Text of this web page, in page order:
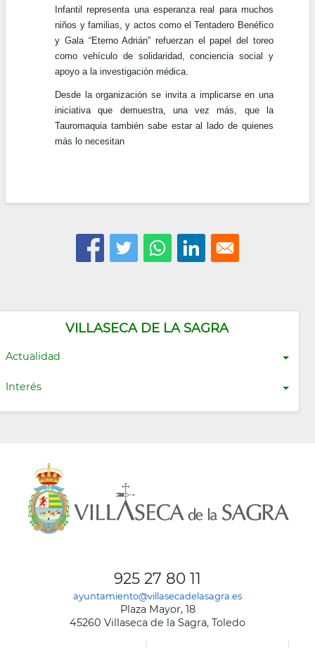
VILLASECA DE LA SAGRA
Actualidad
Interés
Infantil representa una esperanza real para muchos
niños y familias, y actos como el Tentadero Benéfico
y Gala “Eterno Adrián” refuerzan el papel del toreo
como vehículo de solidaridad, conciencia social y
apoyo a la investigación médica.
Desde la organización se invita a implicarse en una
iniciativa que demuestra, una vez más, que la
Tauromaquia también sabe estar al lado de quienes
más lo necesitan
925 27 80 11
ayuntamiento@villasecadelasagra.es
Plaza Mayor, 18
45260 Villaseca de la Sagra, Toledo